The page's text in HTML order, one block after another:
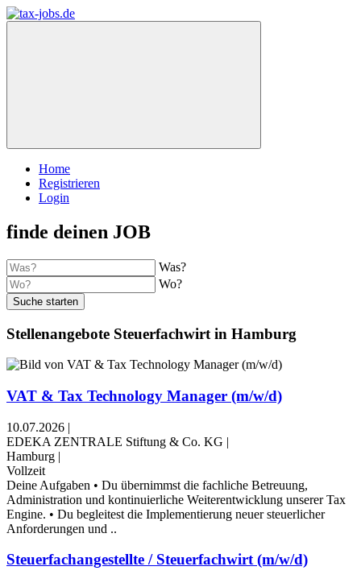
Home
Registrieren
Login
finde deinen JOB
Was?
Wo?
Suche starten
Stellenangebote Steuerfachwirt in Hamburg
VAT & Tax Technology Manager (m/w/d)
10.07.2026 |
EDEKA ZENTRALE Stiftung & Co. KG |
Hamburg |
Vollzeit
Deine Aufgaben • Du übernimmst die fachliche Betreuung,
Administration und kontinuierliche Weiterentwicklung unserer Tax
Engine. • Du begleitest die Implementierung neuer steuerlicher
Anforderungen und ..
Steuerfachangestellte / Steuerfachwirt (m/w/d)